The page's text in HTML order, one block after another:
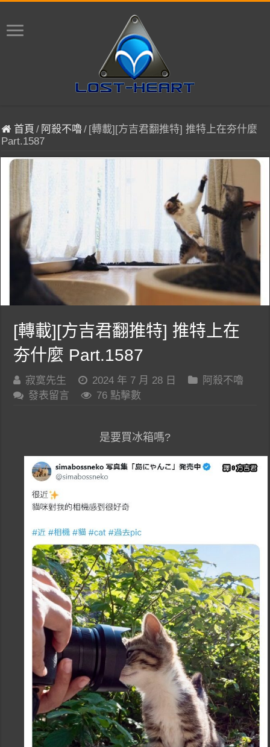
首頁 / 阿殺不嚕/ [轉載][方吉君翻推特] 推特上在夯什麼
Part.1587
[轉載][方吉君翻推特] 推特上在
夯什麼 Part.1587
寂寞先生 2024 年 7 月 28 日
阿殺不嚕
發表留言
76 點擊數
是要買冰箱嗎?